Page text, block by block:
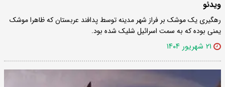
ویدئو
رهگیری یک موشک بر فراز شهر مدینه توسط پدافند عربستان که ظاهرا موشک
یمنی بوده که به سمت اسرائیل شلیک شده بود.
۲۱ شهریور ۱۴۰۴